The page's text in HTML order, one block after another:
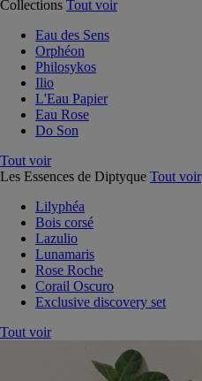
Collections Tout voir
Eau des Sens
Orphéon
Philosykos
Ilio
L'Eau Papier
Eau Rose
Do Son
Tout voir
Les Essences de Diptyque Tout voir
Lilyphéa
Bois corsé
Lazulio
Lunamaris
Rose Roche
Corail Oscuro
Exclusive discovery set
Tout voir